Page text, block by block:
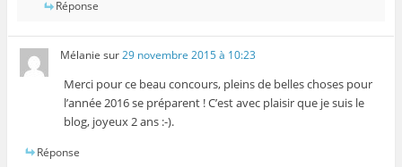
Réponse
Mélanie sur29 novembre 2015 à 10:23
Merci pour ce beau concours, pleins de belles choses pour
l’année 2016 se préparent ! C’est avec plaisir que je suis le
blog, joyeux 2 ans :-).
Réponse